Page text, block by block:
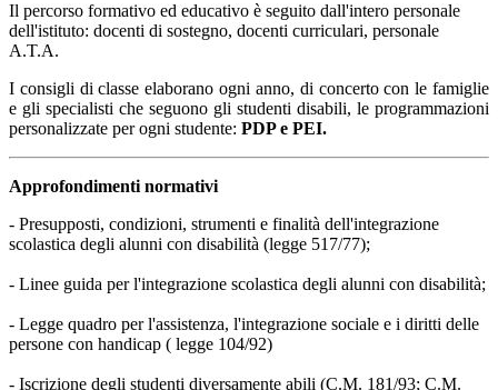
Il percorso formativo ed educativo è seguito dall'intero personale
dell'istituto: docenti di sostegno, docenti curriculari, personale
A.T.A.
I consigli di classe elaborano ogni anno, di concerto con le famiglie
e gli specialisti che seguono gli studenti disabili, le programmazioni
personalizzate per ogni studente: PDP e PEI.
Approfondimenti normativi
- Presupposti, condizioni, strumenti e finalità dell'integrazione
scolastica degli alunni con disabilità (legge 517/77);
- Linee guida per l'integrazione scolastica degli alunni con disabilità;
- Legge quadro per l'assistenza, l'integrazione sociale e i diritti delle
persone con handicap ( legge 104/92)
- Iscrizione degli studenti diversamente abili (C.M. 181/93; C.M.